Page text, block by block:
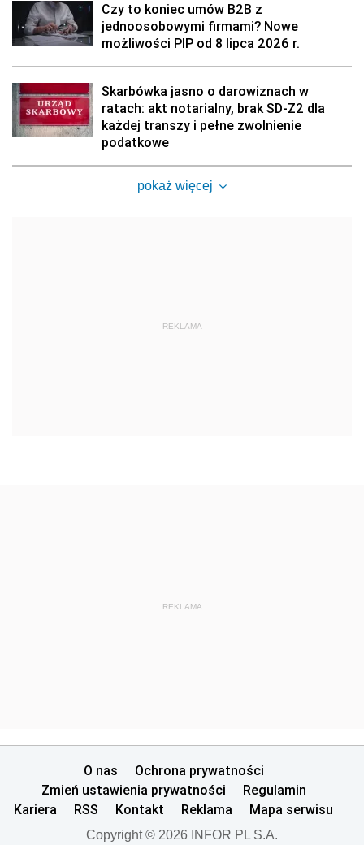
Czy to koniec umów B2B z
jednoosobowymi firmami? Nowe
możliwości PIP od 8 lipca 2026 r.
Skarbówka jasno o darowiznach w
ratach: akt notarialny, brak SD-Z2 dla
każdej transzy i pełne zwolnienie
podatkowe
pokaż więcej
REKLAMA
REKLAMA
O nas
Ochrona prywatności
Zmień ustawienia prywatności
Regulamin
Kariera
RSS Kontakt Reklama Mapa serwisu
Copyright © 2026 INFOR PL S.A.